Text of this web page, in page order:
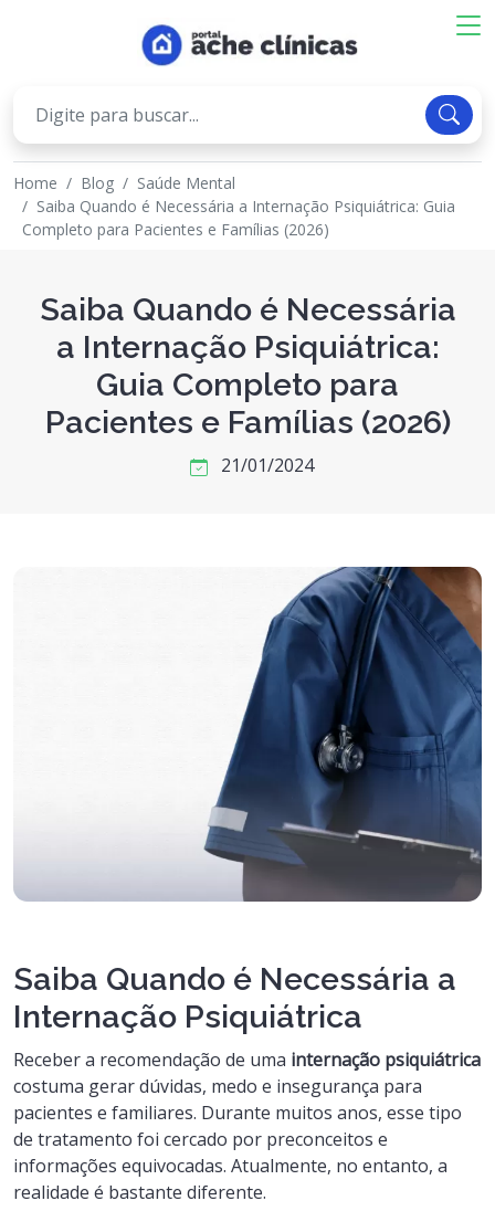
Home Blog
Saúde Mental
Saiba Quando é Necessária a Internação Psiquiátrica: Guia
Completo para Pacientes e Famílias (2026)
Saiba Quando é Necessária
a Internação Psiquiátrica:
Guia Completo para
Pacientes e Famílias (2026)
21/01/2024
Saiba Quando é Necessária a
Internação Psiquiátrica
Receber a recomendação de uma internação psiquiátrica
costuma gerar dúvidas, medo e insegurança para
pacientes e familiares. Durante muitos anos, esse tipo
de tratamento foi cercado por preconceitos e
informações equivocadas. Atualmente, no entanto, a
realidade é bastante diferente.